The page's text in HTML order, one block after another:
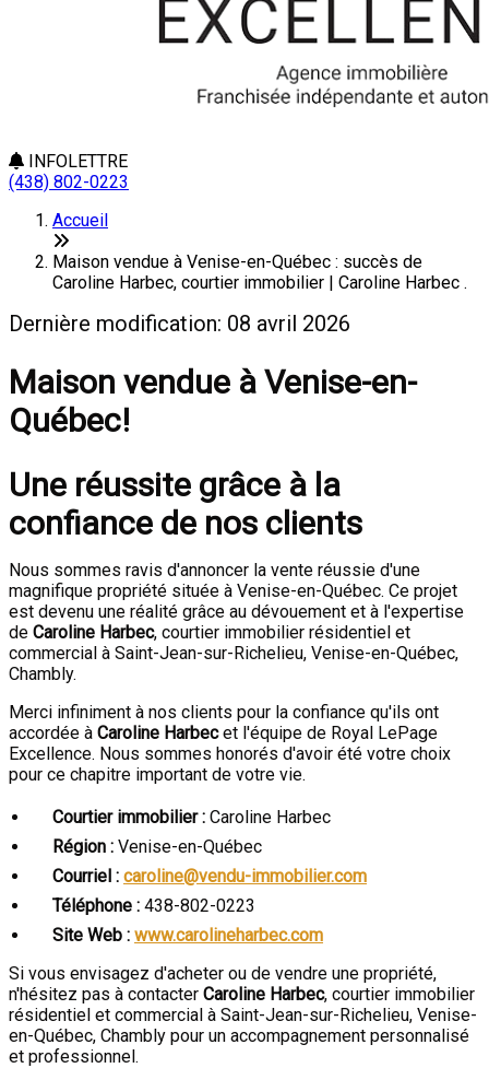
INFOLETTRE
(438) 802-0223
Accueil
Maison vendue à Venise-en-Québec : succès de
Caroline Harbec, courtier immobilier | Caroline Harbec .
Dernière modification: 08 avril 2026
Maison vendue à Venise-en-
Québec!
Une réussite grâce à la
confiance de nos clients
Nous sommes ravis d'annoncer la vente réussie d'une
magnifique propriété située à Venise-en-Québec. Ce projet
est devenu une réalité grâce au dévouement et à l'expertise
de Caroline Harbec, courtier immobilier résidentiel et
commercial à Saint-Jean-sur-Richelieu, Venise-en-Québec,
Chambly.
Merci infiniment à nos clients pour la confiance qu'ils ont
accordée à Caroline Harbecet l'équipe de Royal LePage
Excellence. Nous sommes honorés d'avoir été votre choix
pour ce chapitre important de votre vie.
Courtier immobilier : Caroline Harbec
Région : Venise-en-Québec
Courriel : caroline@vendu-immobilier.com
Téléphone : 438-802-0223
Site Web : www.carolineharbec.com
Si vous envisagez d'acheter ou de vendre une propriété,
n'hésitez pas à contacter Caroline Harbec, courtier immobilier
résidentiel et commercial à Saint-Jean-sur-Richelieu, Venise-
en-Québec, Chambly pour un accompagnement personnalisé
et professionnel.